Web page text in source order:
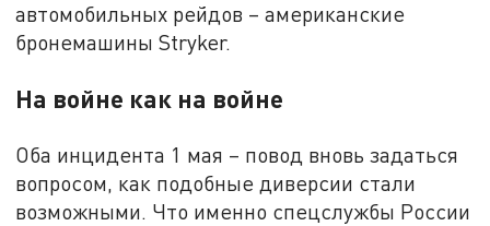
автомобильных рейдов – американские
бронемашины Stryker.
На войне как на войне
Оба инцидента 1 мая – повод вновь задаться
вопросом, как подобные диверсии стали
возможными. Что именно спецслужбы России